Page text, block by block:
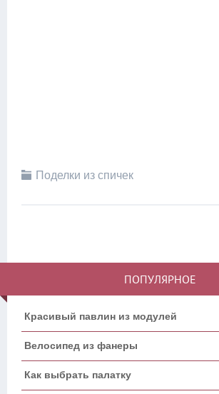
Поделки из спичек
ПОПУЛЯРНОЕ
Красивый павлин из модулей
Велосипед из фанеры
Как выбрать палатку